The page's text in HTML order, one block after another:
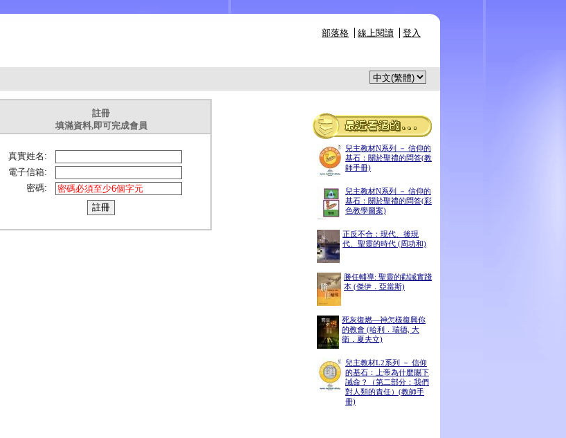
部落格 線上閱讀 登入
兒主教材N系列 － 信仰的
基石：關於聖禮的問答(教
師手冊)
兒主教材N系列 － 信仰的
基石：關於聖禮的問答(彩
色教學圖案)
正反不合：現代、後現
代、聖靈的時代 (周功和)
勝任輔導: 聖靈的勸誡實踐
本 (傑伊．亞當斯)
死灰復燃―神怎樣復興你
的教會 (哈利．瑞德, 大
衛．夏夫立)
兒主教材L2系列 － 信仰
的基石：上帝為什麼賜下
誡命？（第二部分：我們
對人類的責任）(教師手
冊)
註冊
填滿資料,即可完成會員
真實姓名:
電子信箱:
密碼: